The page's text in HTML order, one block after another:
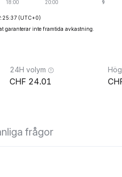
(UTC+0)
garanterar inte framtida avkastning.
24H volym
24.01
frågor